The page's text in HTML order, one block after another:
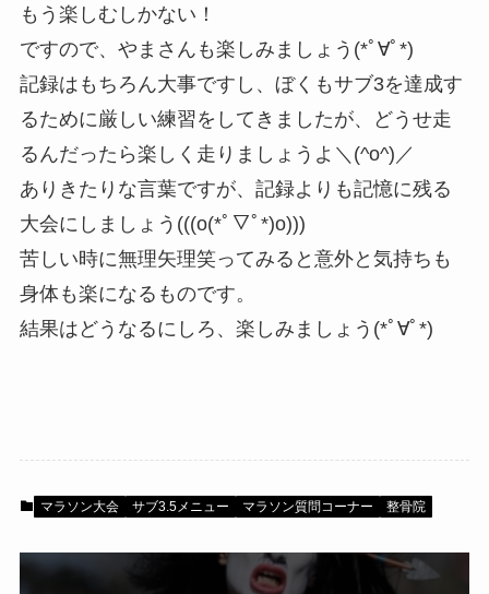
もう楽しむしかない！
ですので、やまさんも楽しみましょう(*ﾟ∀ﾟ*)
記録はもちろん大事ですし、ぼくもサブ3を達成す
るために厳しい練習をしてきましたが、どうせ走
るんだったら楽しく走りましょうよ＼(^o^)／
ありきたりな言葉ですが、記録よりも記憶に残る
大会にしましょう(((o(*ﾟ▽ﾟ*)o)))
苦しい時に無理矢理笑ってみると意外と気持ちも
身体も楽になるものです。
結果はどうなるにしろ、楽しみましょう(*ﾟ∀ﾟ*)
マラソン大会 サブ3.5メニュー マラソン質問コーナー 整骨院